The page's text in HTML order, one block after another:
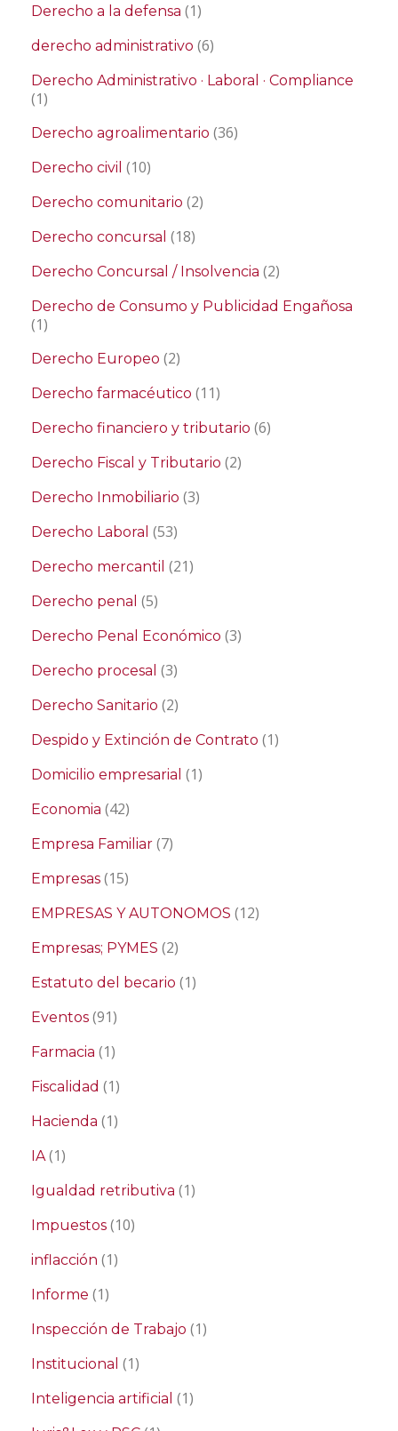
Derecho a la defensa (1)
derecho administrativo (6)
Derecho Administrativo · Laboral · Compliance
(1)
Derecho agroalimentario (36)
Derecho civil (10)
Derecho comunitario (2)
Derecho concursal (18)
Derecho Concursal / Insolvencia (2)
Derecho de Consumo y Publicidad Engañosa
(1)
Derecho Europeo (2)
Derecho farmacéutico (11)
Derecho financiero y tributario (6)
Derecho Fiscal y Tributario (2)
Derecho Inmobiliario (3)
Derecho Laboral (53)
Derecho mercantil (21)
Derecho penal (5)
Derecho Penal Económico (3)
Derecho procesal (3)
Derecho Sanitario (2)
Despido y Extinción de Contrato (1)
Domicilio empresarial (1)
Economia (42)
Empresa Familiar (7)
Empresas (15)
EMPRESAS Y AUTONOMOS (12)
Empresas; PYMES (2)
Estatuto del becario (1)
Eventos (91)
Farmacia (1)
Fiscalidad (1)
Hacienda (1)
IA(1)
Igualdad retributiva (1)
Impuestos (10)
inflacción (1)
Informe (1)
Inspección de Trabajo (1)
Institucional (1)
Inteligencia artificial (1)